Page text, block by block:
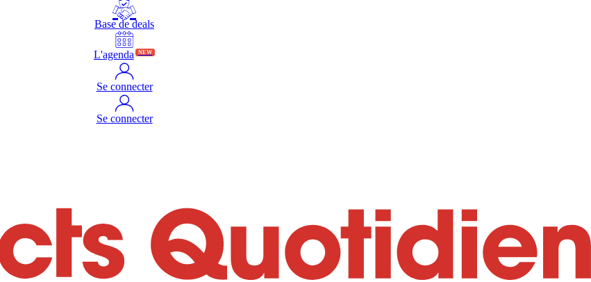
Base de deals
L'agenda NEW
Se connecter
Se connecter